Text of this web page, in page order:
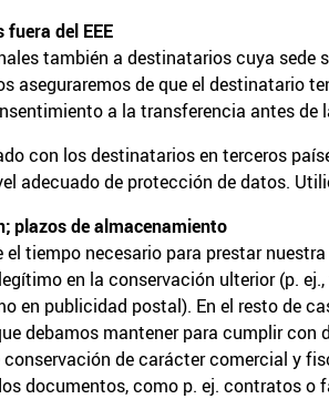
del EEE
también a destinatarios cuya sede
aseguraremos de que el destinatario
a la transferencia antes de
con los destinatarios en terceros
adecuado de protección de datos.
plazos de almacenamiento
tiempo necesario para prestar
en la conservación ulterior (p.
en publicidad postal). En el resto de
debamos mantener para cumplir con
de carácter comercial y
documentos, como p. ej. contratos o